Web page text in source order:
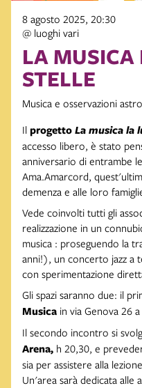
8 agosto 2025, 20:30
@ luoghi vari
LA MUSICA
STELLE
Musica e osservazioni
Il progettoLa musica la
accesso libero, è stato
anniversario di entrambe
Ama.Amarcord,
demenza e alle loro
Vede coinvolti tutti gli
realizzazione in un
musica : proseguendo la
anni!), un concerto jazz a
con sperimentazione
Gli spazi saranno due: il
Musica in via Genova 26
Il secondo incontro si
Arena, h 20,30, e
sia per assistere alla
Un'area sarà dedicata alle